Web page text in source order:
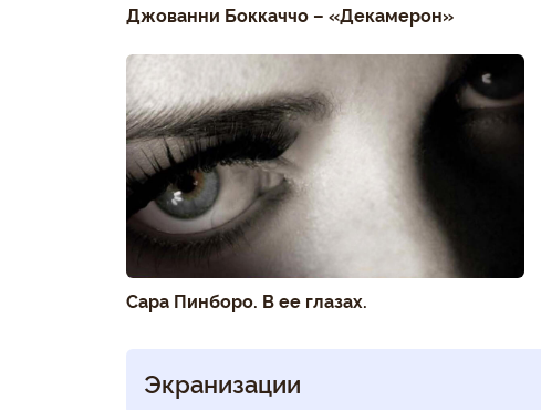
Джованни Боккаччо – «Декамерон»
Сара Пинборо. В ее глазах.
Экранизации